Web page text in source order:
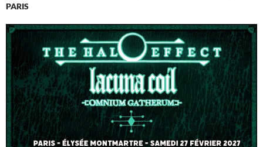
PARIS